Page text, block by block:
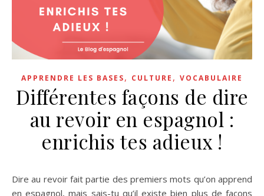
APPRENDRE LES BASES, CULTURE , VOCABULAIRE
Différentes façons de dire
au revoir en espagnol :
enrichis tes adieux !
Dire au revoir fait partie des premiers mots qu’on apprend
en espagnol, mais sais-tu qu’il existe bien plus de façons